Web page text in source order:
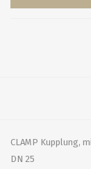
CLAMP Kupplung,
DN 25